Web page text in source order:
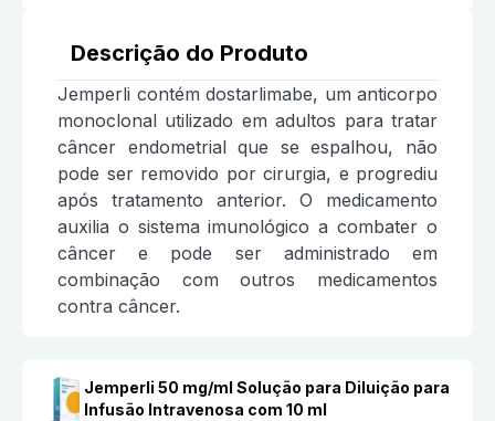
Descrição do Produto
Jemperli contém dostarlimabe, um anticorpo
monoclonal utilizado em adultos para tratar
câncer endometrial que se espalhou, não
pode ser removido por cirurgia, e progrediu
após tratamento anterior. O medicamento
auxilia o sistema imunológico a combater o
câncer e pode ser administrado em
combinação com outros medicamentos
contra câncer.
Jemperli 50 mg/ml Solução para Diluição para
Infusão Intravenosa com 10 ml